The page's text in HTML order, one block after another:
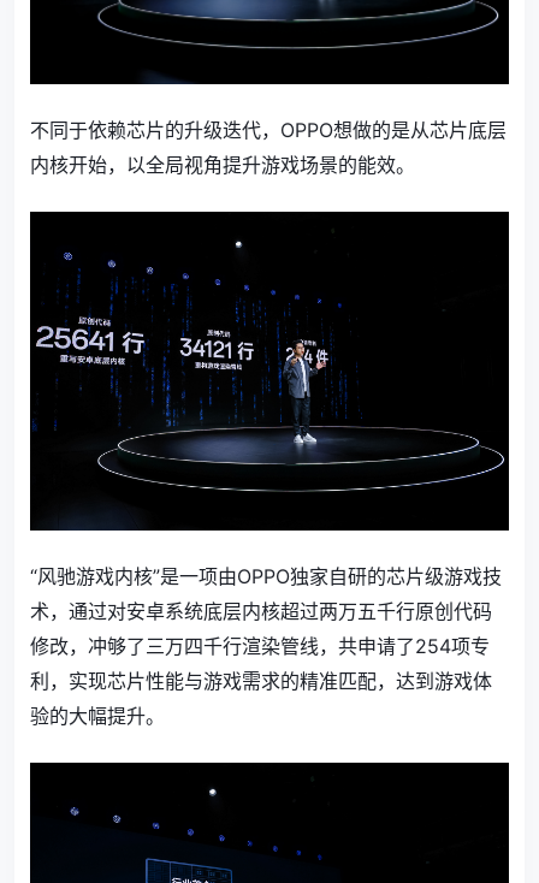
不同于依赖芯片的升级迭代，OPPO想做的是从芯片底层
内核开始，以全局视角提升游戏场景的能效。
“风驰游戏内核”是一项由OPPO独家自研的芯片级游戏技
术，通过对安卓系统底层内核超过两万五千行原创代码
修改，冲够了三万四千行渲染管线，共申请了254项专
利，实现芯片性能与游戏需求的精准匹配，达到游戏体
验的大幅提升。